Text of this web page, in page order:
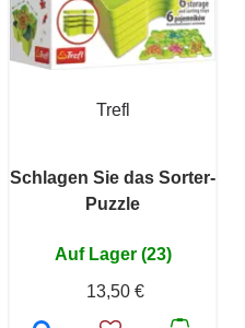
Trefl
Schlagen Sie das Sorter-
Puzzle
Auf Lager (23)
13,50 €